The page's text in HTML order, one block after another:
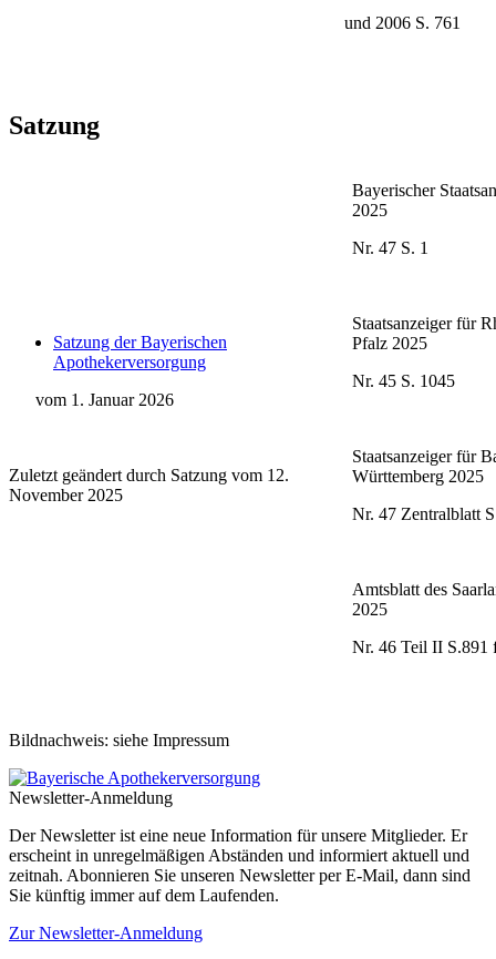
und 2006 S. 761
Satzung
Satzung der Bayerischen
Apothekerversorgung
vom 1. Januar 2026
Zuletzt geändert durch Satzung vom 12.
November 2025
Bayerischer
2025
Nr. 47 S. 1
Staatsanzeiger für
Pfalz 2025
Nr. 45 S. 1045
Staatsanzeiger für
Württemberg 2025
Nr. 47 Zentralblatt
Amtsblatt des
2025
Nr. 46 Teil II S.891
Bildnachweis: siehe Impressum
Newsletter-Anmeldung
Der Newsletter ist eine neue Information für unsere Mitglieder. Er
erscheint in unregelmäßigen Abständen und informiert aktuell und
zeitnah. Abonnieren Sie unseren Newsletter per E-Mail, dann sind
Sie künftig immer auf dem Laufenden.
Zur Newsletter-Anmeldung